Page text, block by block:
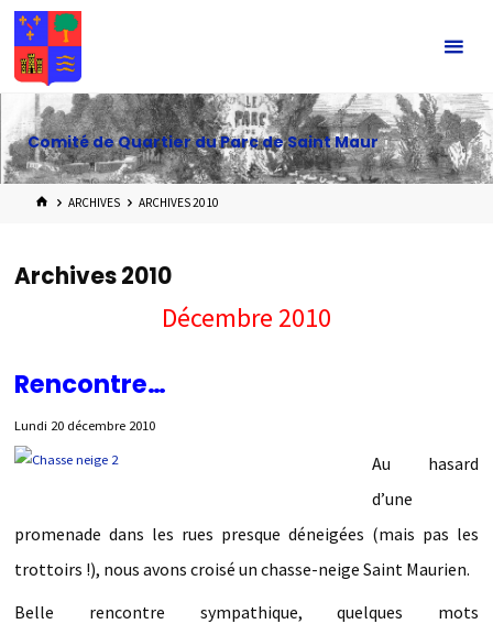
Skip
content
Comité de Quartier du Parc de Saint Maur
HOMEARCHIVES ARCHIVES 2010
Archives 2010
Décembre 2010
Rencontre…
Lundi 20 décembre 2010
Au hasard
d’une
promenade dans les rues presque déneigées (mais pas les
trottoirs !), nous avons croisé un chasse-neige Saint Maurien.
Belle rencontre sympathique, quelques mots